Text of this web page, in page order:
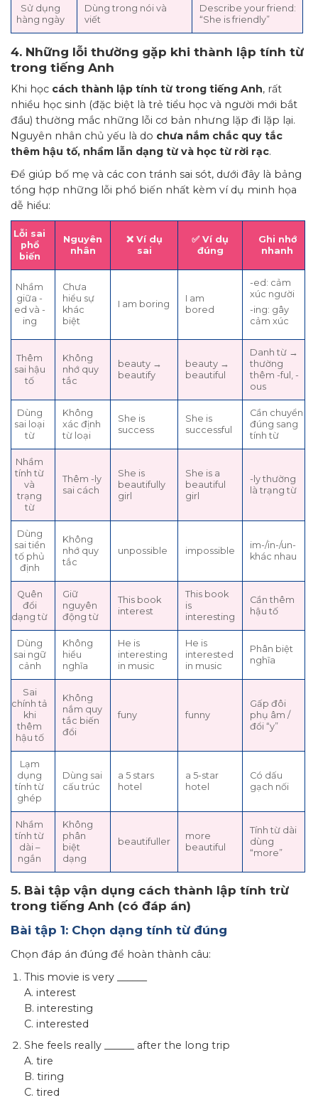
Sử dụng
hàng ngày
Dùng trong nói và
viết
Describe your friend:
“She is friendly”
4. Những lỗi thường gặp khi thành lập tính từ
trong tiếng Anh
Khi học cách thành lập tính từ trong tiếng Anh, rất
nhiều học sinh (đặc biệt là trẻ tiểu học và người mới bắt
đầu) thường mắc những lỗi cơ bản nhưng lặp đi lặp lại.
Nguyên nhân chủ yếu là do chưa nắm chắc quy tắc
thêm hậu tố, nhầm lẫn dạng từ và học từ rời rạc.
Để giúp bố mẹ và các con tránh sai sót, dưới đây là bảng
tổng hợp những lỗi phổ biến nhất kèm ví dụ minh họa
dễ hiểu:
Lỗi sai
phổ
biến
Nguyên
nhân
❌ Ví dụ
sai
✅ Ví dụ
đúng
Ghi nhớ
nhanh
Nhầm
giữa -
ed và -
ing
Chưa
hiểu sự
khác
biệt
I am boring
I am
bored
-ed: cảm
xúc người
-ing: gây
cảm xúc
Thêm
sai hậu
tố
Không
nhớ quy
tắc
beauty →
beautify
beauty →
beautiful
Danh từ →
thường
thêm -ful, -
ous
Dùng
sai loại
từ
Không
xác định
từ loại
She is
success
She is
successful
Cần chuyển
đúng sang
tính từ
Nhầm
tính từ
và
trạng
từ
Thêm -ly
sai cách
She is
beautifully
girl
She is a
beautiful
girl
-ly thường
là trạng từ
Dùng
sai tiền
tố phủ
định
Không
nhớ quy
tắc
unpossible impossible
im-/in-/un-
khác nhau
Quên
đổi
dạng từ
Giữ
nguyên
động từ
This book
interest
This book
is
interesting
Cần thêm
hậu tố
Dùng
sai ngữ
cảnh
Không
hiểu
nghĩa
He is
interesting
in music
He is
interested
in music
Phân biệt
nghĩa
Sai
chính tả
khi
thêm
hậu tố
Không
nắm quy
tắc biến
đổi
funy funny
Gấp đôi
phụ âm /
đổi “y”
Lạm
dụng
tính từ
ghép
Dùng sai
cấu trúc
a 5 stars
hotel
a 5-star
hotel
Có dấu
gạch nối
Nhầm
tính từ
dài –
ngắn
Không
phân
biệt
dạng
beautifuller
more
beautiful
Tính từ dài
dùng
“more”
5. Bài tập vận dụng cách thành lập tính trừ
trong tiếng Anh (có đáp án)
Bài tập 1: Chọn dạng tính từ đúng
Chọn đáp án đúng để hoàn thành câu:
This movie is very ______
A. interest
B. interesting
C. interested
She feels really ______ after the long trip
A. tire
B. tiring
C. tired